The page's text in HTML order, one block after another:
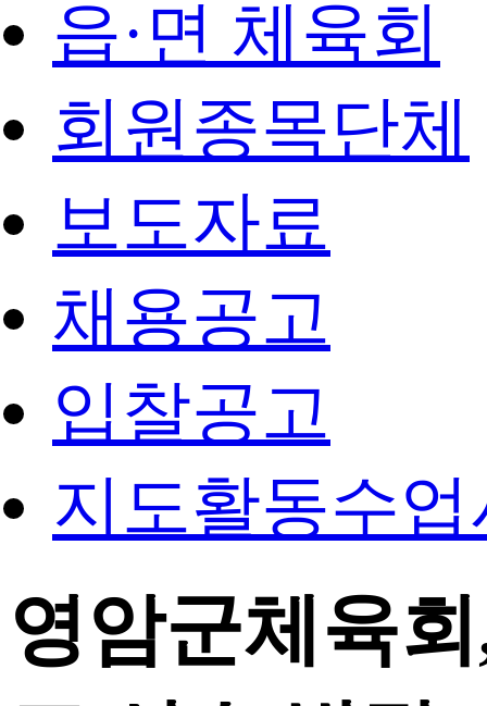
읍·면 체육회
회원종목단체
보도자료
채용공고
입찰공고
지도활동수
영암군체육